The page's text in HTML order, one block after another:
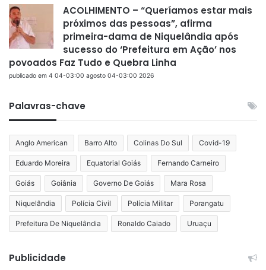
ACOLHIMENTO – “Queríamos estar mais
próximos das pessoas”, afirma
primeira-dama de Niquelândia após
sucesso do ‘Prefeitura em Ação’ nos
povoados Faz Tudo e Quebra Linha
publicado em 4 04-03:00 agosto 04-03:00 2026
Palavras-chave
Anglo American Barro Alto Colinas Do Sul Covid-19
Eduardo Moreira Equatorial Goiás Fernando Carneiro
Goiás Goiânia Governo De Goiás Mara Rosa
Niquelândia Polícia Civil Polícia Militar Porangatu
Prefeitura De Niquelândia Ronaldo Caiado Uruaçu
Publicidade